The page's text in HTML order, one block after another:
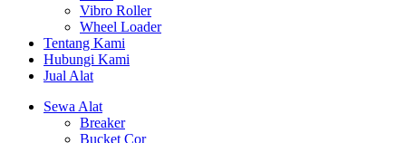
Vibro Roller
Wheel Loader
Tentang Kami
Hubungi Kami
Jual Alat
Sewa Alat
Breaker
Bucket Cor